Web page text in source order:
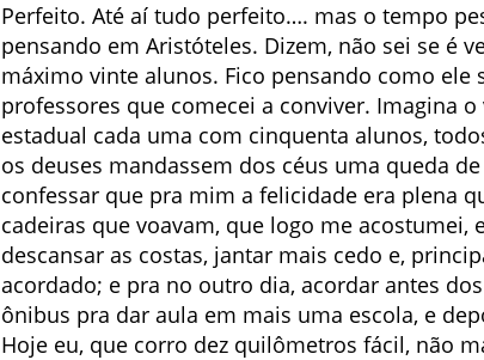
Perfeito. Até aí tudo perfeito…. mas o tempo
pensando em Aristóteles. Dizem, não sei se é
máximo vinte alunos. Fico pensando como
professores que comecei a conviver. Imagina
estadual cada uma com cinquenta alunos,
os deuses mandassem dos céus uma queda
confessar que pra mim a felicidade era plena
cadeiras que voavam, que logo me
descansar as costas, jantar mais cedo e,
acordado; e pra no outro dia, acordar antes
ônibus pra dar aula em mais uma escola, e
Hoje eu, que corro dez quilômetros fácil, não